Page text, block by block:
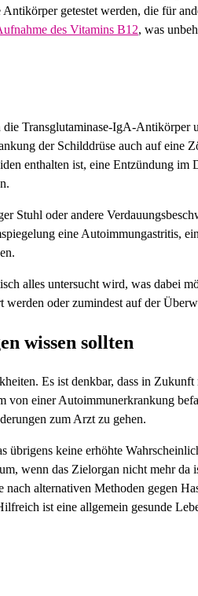
getestet werden, die für
des Vitamins B12, was
Transglutaminase-IgA-Antikörper
der Schilddrüse auch auf eine
enthalten ist, eine Entzündung im
Stuhl oder andere
eine Autoimmungastritis,
alles untersucht wird, was dabei
oder zumindest auf der
wissen sollten
Es ist denkbar, dass in
von einer Autoimmunerkrankung
zum Arzt zu gehen.
keine erhöhte
wenn das Zielorgan nicht mehr da
alternativen Methoden gegen
ist eine allgemein gesunde